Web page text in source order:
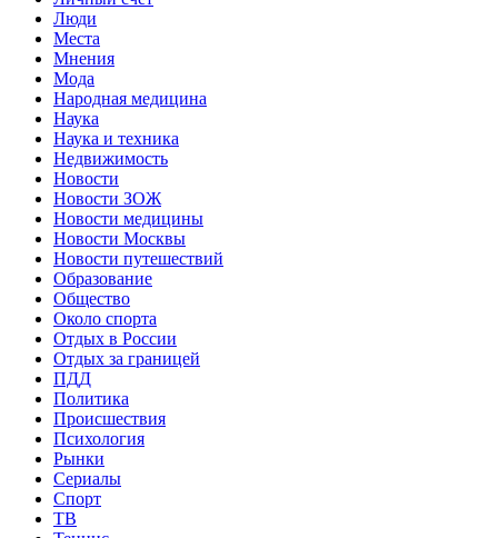
Люди
Места
Мнения
Мода
Народная медицина
Наука
Наука и техника
Недвижимость
Новости
Новости ЗОЖ
Новости медицины
Новости Москвы
Новости путешествий
Образование
Общество
Около спорта
Отдых в России
Отдых за границей
ПДД
Политика
Происшествия
Психология
Рынки
Сериалы
Спорт
ТВ